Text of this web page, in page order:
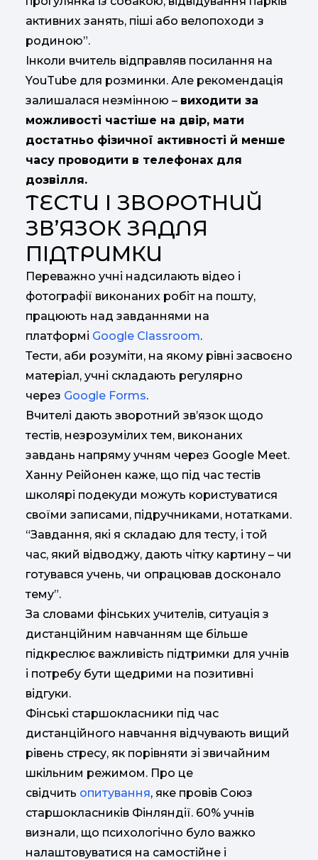
активних занять, піші або велопоходи з
родиною”.
Інколи вчитель відправляв посилання на
YouTube для розминки. Але рекомендація
залишалася незмінною – виходити за
можливості частіше на двір, мати
достатньо фізичної активності й менше
часу проводити в телефонах для
дозвілля.
ТЕСТИ І ЗВОРОТНИЙ
ЗВ’ЯЗОК ЗАДЛЯ
ПІДТРИМКИ
Переважно учні надсилають відео і
фотографії виконаних робіт на пошту,
працюють над завданнями на
платформі Google Classroom.
Тести, аби розуміти, на якому рівні засвоєно
матеріал, учні складають регулярно
через Google Forms.
Вчителі дають зворотний зв’язок щодо
тестів, незрозумілих тем, виконаних
завдань напряму учням через Google Meet.
Ханну Реійонен каже, що під час тестів
школярі подекуди можуть користуватися
своїми записами, підручниками, нотатками.
“Завдання, які я складаю для тесту, і той
час, який відводжу, дають чітку картину – чи
готувався учень, чи опрацював досконало
тему”.
За словами фінських учителів, ситуація з
дистанційним навчанням ще більше
підкреслює важливість підтримки для учнів
і потребу бути щедрими на позитивні
відгуки.
Фінські старшокласники під час
дистанційного навчання відчувають вищий
рівень стресу, як порівняти зі звичайним
шкільним режимом. Про це
свідчить опитування, яке провів Союз
старшокласників Фінляндії. 60% учнів
визнали, що психологічно було важко
налаштовуватися на самостійне і